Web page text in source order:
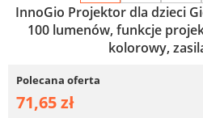
InnoGio Projektor dla dzieci
100 lumenów, funkcje
kolorowy,
Polecana oferta
71,65 zł